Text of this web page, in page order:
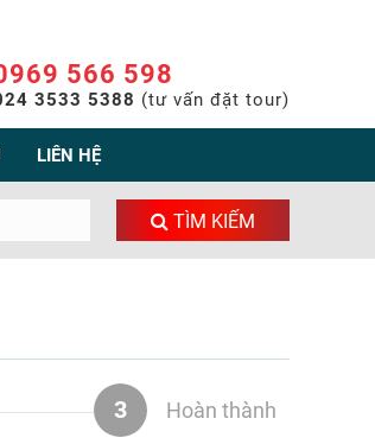
566 598
3533 5388 (tư vấn đặt tour)
LIÊN HỆ
TÌM KIẾM
3 Hoàn thành